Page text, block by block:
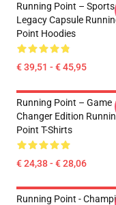
Running Point – Sports
Legacy Capsule
Point Hoodies
€ 39,51 - € 45,95
Running Point – Game
Changer Edition
Point T-Shirts
€ 24,38 - € 28,06
Running Point -